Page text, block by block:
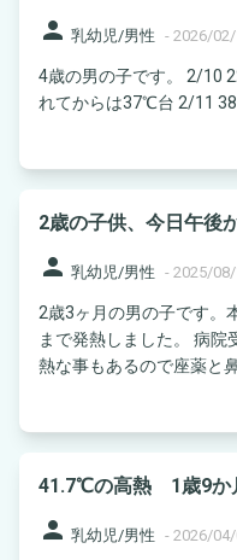
person 乳幼児/男性 - 2026/
4歳の男の子です。 2/10 22
2歳の子供、今日午後
person 乳幼児/男性 - 2025/
2歳3ヶ月の男の子です。
まで発熱しました。 病院
熱な事もあるので座薬と鼻
41.7℃の高熱 1歳9か
person 乳幼児/男性 - 2026/